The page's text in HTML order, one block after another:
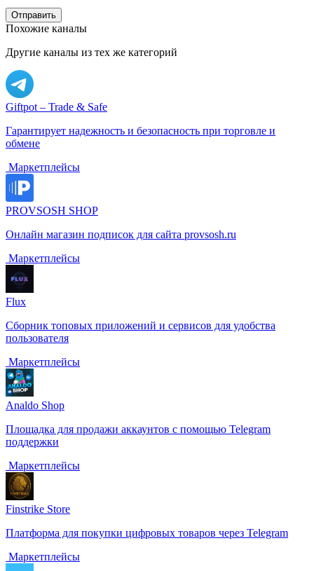
Отправить
Похожие каналы
Другие каналы из тех же категорий
Giftpot – Trade & Safe
Гарантирует надежность и безопасность при торговле и
обмене
️ Маркетплейсы
PROVSOSH SHOP
Онлайн магазин подписок для сайта provsosh.ru
️ Маркетплейсы
Flux
Сборник топовых приложений и сервисов для удобства
пользователя
️ Маркетплейсы
Analdo Shop
Площадка для продажи аккаунтов с помощью Telegram
поддержки
️ Маркетплейсы
Finstrike Store
Платформа для покупки цифровых товаров через Telegram
️ Маркетплейсы